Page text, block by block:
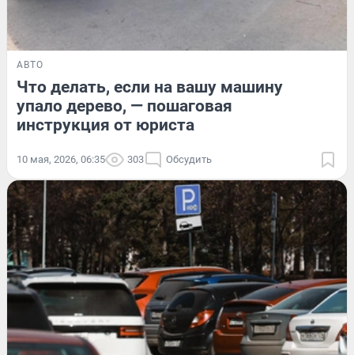
АВТО
Что делать, если на вашу машину
упало дерево, — пошаговая
инструкция от юриста
10 мая, 2026, 06:35 303 Обсудить